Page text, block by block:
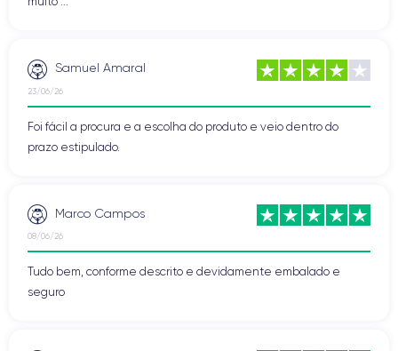
Samuel Amaral
23/06/26
Foi fácil a procura e a escolha do produto e veio dentro do
prazo estipulado.
Marco Campos
08/06/26
Tudo bem, conforme descrito e devidamente embalado e
seguro